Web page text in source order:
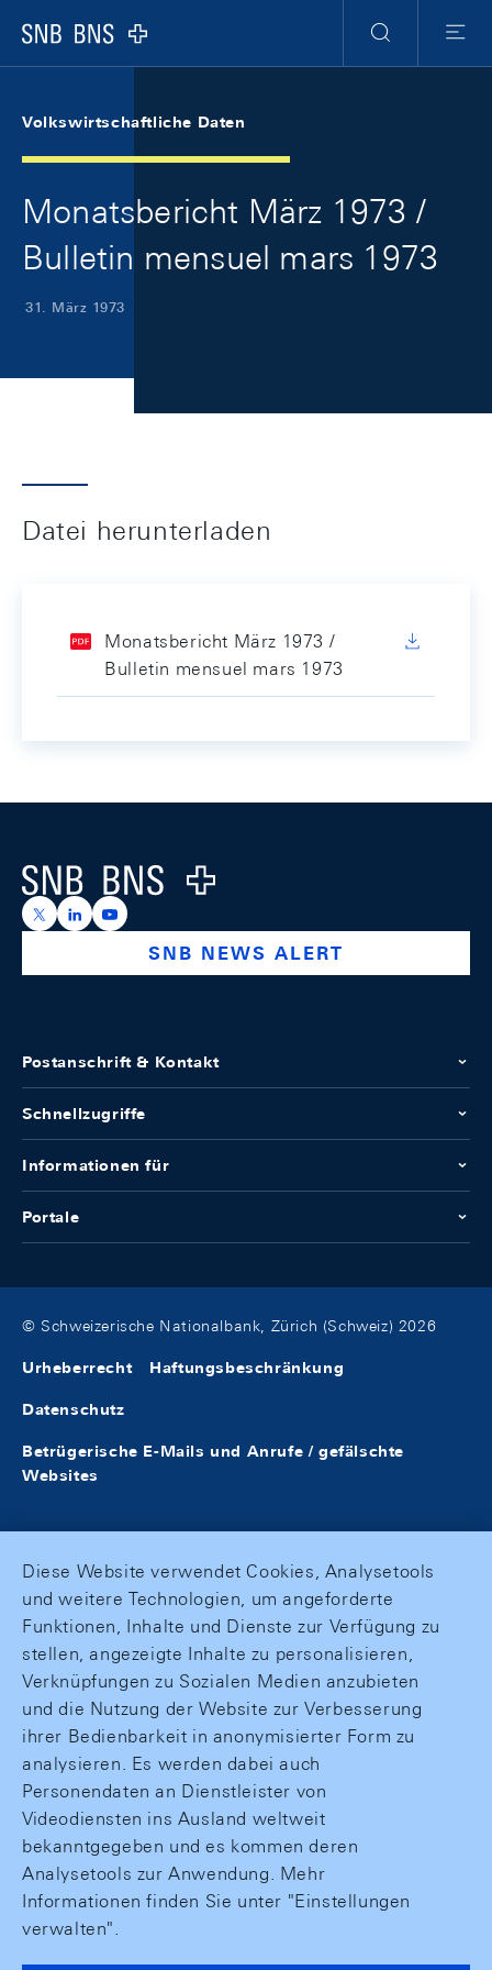
Logo
Suche
Menu
Volkswirtschaftliche Daten
Monatsbericht März 1973 /
Bulletin mensuel mars 1973
31. März 1973
Datei herunterladen
Monatsbericht März 1973 /
Bulletin mensuel mars 1973
Logo
https://x.com/snb_bns
https://ch.linkedin.com/company/swiss-national-
https://www.youtube.com/@swissnationalbank
SNB NEWS ALERT
Postanschrift & Kontakt
Schnellzugriffe
Informationen für
Portale
© Schweizerische Nationalbank, Zürich (Schweiz) 2026
Urheberrecht Haftungsbeschränkung
Datenschutz
Betrügerische E-Mails und Anrufe / gefälschte
Websites
Diese Website verwendet Cookies, Analysetools
und weitere Technologien, um angeforderte
Funktionen, Inhalte und Dienste zur Verfügung zu
stellen, angezeigte Inhalte zu personalisieren,
Verknüpfungen zu Sozialen Medien anzubieten
und die Nutzung der Website zur Verbesserung
ihrer Bedienbarkeit in anonymisierter Form zu
analysieren. Es werden dabei auch
Personendaten an Dienstleister von
Videodiensten ins Ausland weltweit
bekanntgegeben und es kommen deren
Analysetools zur Anwendung. Mehr
Informationen finden Sie unter "Einstellungen
verwalten".